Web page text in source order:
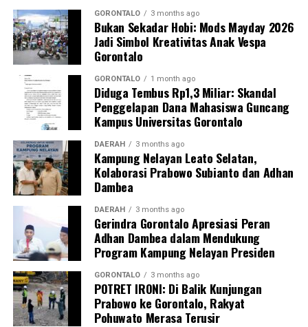
“Kehadiran mahasiswa mempercepat jangkauan skema
active case findingTBC yang dicanangkan pemerintah.
Sinergi multisektor antara perguruan tinggi, dinas
kesehatan, puskesmas, dan pemerintah desa seperti
inilah yang menjadi kunci sukses pembentukan
masyarakat sadar sehat,” jelas Dr. Vivien.
Masyarakat Desa Luwoo menyambut antusias agenda
terpadu ini. Ratusan warga memanfaatkan layanan
pemeriksaan kesehatan gratis sekaligus berkonsultasi
mengenai pola hidup bersih dan sehat (PHBS)
pencegahan tuberkulosis.
GORONTALO 3 months ago
Bukan Sekadar Hobi: Mods Mayday 2026
Jadi Simbol Kreativitas Anak Vespa
Gorontalo
GORONTALO 1 month ago
Diduga Tembus Rp1,3 Miliar: Skandal
Penggelapan Dana Mahasiswa Guncang
Kampus Universitas Gorontalo
DAERAH 3 months ago
Kampung Nelayan Leato Selatan,
Kolaborasi Prabowo Subianto dan Adhan
Dambea
DAERAH 3 months ago
Gerindra Gorontalo Apresiasi Peran
Adhan Dambea dalam Mendukung
Program Kampung Nelayan Presiden
GORONTALO 3 months ago
POTRET IRONI: Di Balik Kunjungan
Prabowo ke Gorontalo, Rakyat
Pohuwato Merasa Terusir